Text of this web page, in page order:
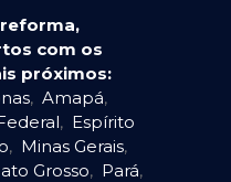
com os
próximos:
, Amapá,
, Espírito
, Minas Gerais,
Grosso, Pará,